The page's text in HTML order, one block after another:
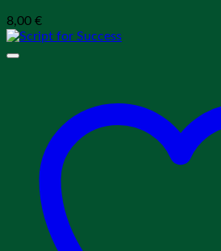
8,00 €